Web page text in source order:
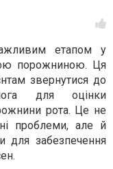
етапом у
порожниною. Ця
звернутися до
для оцінки
рота. Це не
проблеми, але й
для забезпечення